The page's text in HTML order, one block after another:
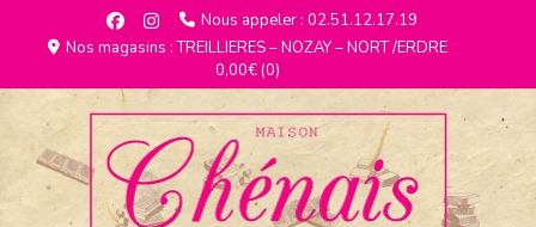
Nous appeler : 02.51.12.17.19
Nos magasins : TREILLIERES – NOZAY – NORT /ERDRE
0,00€(0)